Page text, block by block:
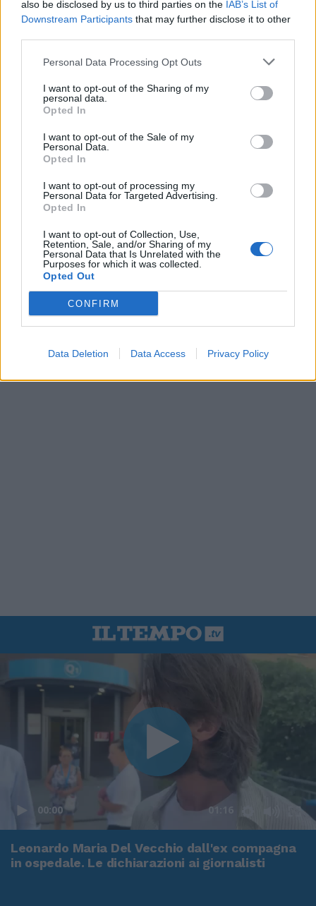
also be disclosed by us to third parties on the IAB’s List of
Downstream Participants that may further disclose it to other
Personal Data Processing Opt Outs
I want to opt-out of the Sharing of my
personal data.
Opted In
I want to opt-out of the Sale of my
Personal Data.
Opted In
I want to opt-out of processing my
Personal Data for Targeted Advertising.
Opted In
I want to opt-out of Collection, Use,
Retention, Sale, and/or Sharing of my
Personal Data that Is Unrelated with the
Purposes for which it was collected.
Opted Out
CONFIRM
Data Deletion Data Access Privacy Policy
00:00 01:16
Leonardo Maria Del Vecchio dall'ex compagna
in ospedale. Le dichiarazioni ai giornalisti